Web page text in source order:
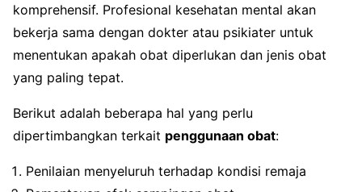
komprehensif. Profesional kesehatan mental akan
bekerja sama dengan dokter atau psikiater untuk
menentukan apakah obat diperlukan dan jenis obat
yang paling tepat.
Berikut adalah beberapa hal yang perlu
dipertimbangkan terkait penggunaan obat:
Penilaian menyeluruh terhadap kondisi remaja